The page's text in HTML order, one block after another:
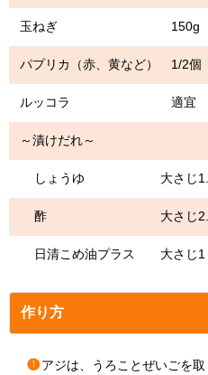
玉ねぎ 150g
パプリカ（赤、黄など） 1/2個
ルッコラ 適宜
～漬けだれ～
しょうゆ 大さじ
酢 大さじ
日清こめ油プラス 大さじ1
作り方
❶ アジは、うろことぜいごを